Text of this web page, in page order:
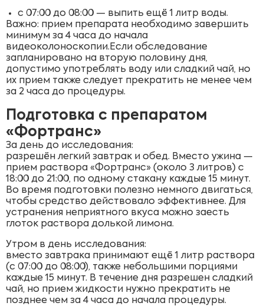
с 07:00 до 08:00 — выпить ещё 1 литр воды.
Важно: прием препарата необходимо завершить
минимум за 4 часа до начала
видеоколоноскопии.Если обследование
запланировано на вторую половину дня,
допустимо употреблять воду или сладкий чай, но
их прием также следует прекратить не менее чем
за 2 часа до процедуры.
Подготовка с препаратом
«Фортранс»
За день до исследования:
разрешён легкий завтрак и обед. Вместо ужина —
прием раствора «Фортранс» (около 3 литров) с
18:00 до 21:00, по одному стакану каждые 15 минут.
Во время подготовки полезно немного двигаться,
чтобы средство действовало эффективнее. Для
устранения неприятного вкуса можно заесть
глоток раствора долькой лимона.
Утром в день исследования:
вместо завтрака принимают ещё 1 литр раствора
(с 07:00 до 08:00), также небольшими порциями
каждые 15 минут. В течение дня разрешен сладкий
чай, но прием жидкости нужно прекратить не
позднее чем за 4 часа до начала процедуры.